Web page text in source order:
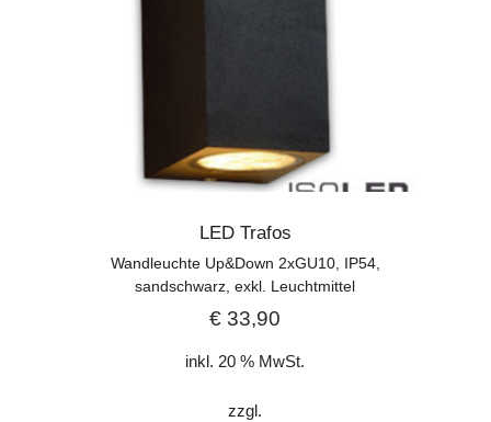
LED Trafos
Wandleuchte Up&Down 2xGU10, IP54,
sandschwarz, exkl. Leuchtmittel
€ 33,90
inkl. 20 % MwSt.
zzgl.